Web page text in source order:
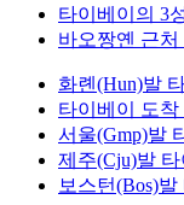
타이베이의 3
바오짱옌 근처
화롄(Hun)발
타이베이 도착
서울(Gmp)발
제주(Cju)발
보스턴(Bos)